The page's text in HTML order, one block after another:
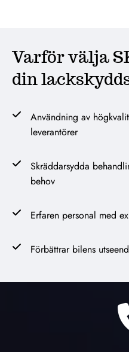
Varför välja
din
Användning av
leverantörer
Skräddarsydda
behov
Erfaren personal med
Förbättrar bilens